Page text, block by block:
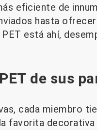
eficiente de
hasta ofrecer
está ahí,
de sus
cada miembro
favorita